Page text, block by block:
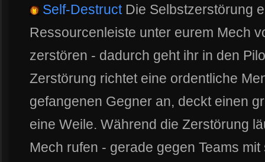
Self-DestructDie Selbstzerstörung
Ressourcenleiste unter eurem Mech
zerstören - dadurch geht ihr in den
Zerstörung richtet eine ordentliche
gefangenen Gegner an, deckt einen
eine Weile. Während die Zerstörung
Mech rufen - gerade gegen Teams